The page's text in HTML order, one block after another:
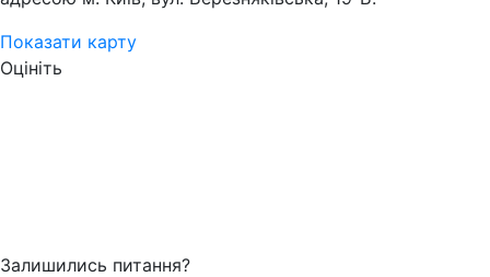
Показати карту
Оцініть
Залишились питання?